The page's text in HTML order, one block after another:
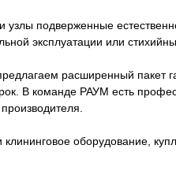
узлы подверженные
эксплуатации или
расширенный пакет
В команде РАУМ есть
клининговое оборудование,